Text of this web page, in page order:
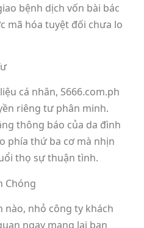
bệnh dịch vốn bài bác
mã hóa tuyệt đối chưa lo
cá nhân, S666.com.ph
riêng tư phân minh.
thông báo của da đình
phía thứ ba cơ mà nhịn
thọ sự thuận tình.
Chóng
nào, nhỏ công ty khách
ngay mang lại ban